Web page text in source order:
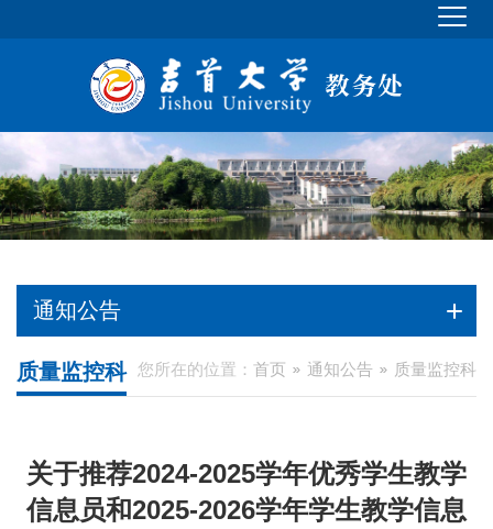
通知公告
您所在的位置： 首页 通知公告 质量监控科
质量监控科
关于推荐2024-2025学年优秀学生教学
信息员和2025-2026学年学生教学信息